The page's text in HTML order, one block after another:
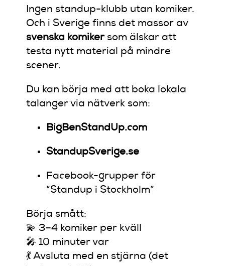
Ingen standup-klubb utan komiker.
Och i Sverige finns det massor av
svenska komikersom älskar att
testa nytt material på mindre
scener.
Du kan börja med att boka lokala
talanger via nätverk som:
BigBenStandUp.com
StandupSverige.se
Facebook-grupper för
“Standup i Stockholm”
Börja smått:
💫 3–4 komiker per kväll
🎤 10 minuter var
💃 Avsluta med en stjärna (det